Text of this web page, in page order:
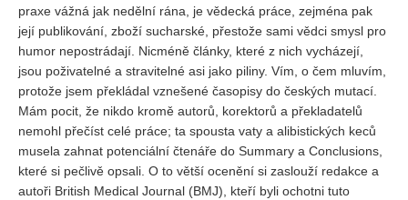
praxe vážná jak nedělní rána, je vědecká práce, zejména pak
její publikování, zboží sucharské, přestože sami vědci smysl pro
humor nepostrádají. Nicméně články, které z nich vycházejí,
jsou poživatelné a stravitelné asi jako piliny. Vím, o čem mluvím,
protože jsem překládal vznešené časopisy do českých mutací.
Mám pocit, že nikdo kromě autorů, korektorů a překladatelů
nemohl přečíst celé práce; ta spousta vaty a alibistických keců
musela zahnat potenciální čtenáře do Summary a Conclusions,
které si pečlivě opsali. O to větší ocenění si zaslouží redakce a
autoři British Medical Journal (BMJ), kteří byli ochotni tuto